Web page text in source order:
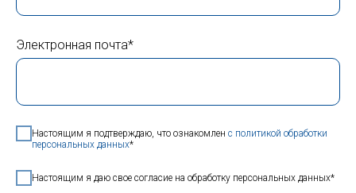
Электронная почта*
Настоящим я подтверждаю, что ознакомлен с политикой обработки
персональных данных*
Настоящим я даю свое согласие на обработку персональных данных*